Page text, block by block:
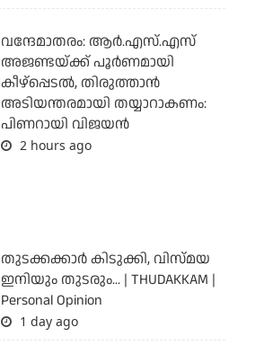
വന്ദേമാതരം: ആര്‍.എസ്.എസ്
അജണ്ടയ്ക്ക് പൂര്‍ണമായി
കീഴ്‌പ്പെടല്‍, തിരുത്താന്‍
അടിയന്തരമായി തയ്യാറാകണം:
പിണറായി വിജയന്‍
2 hours ago
തുടക്കക്കാര്‍ കിടുക്കി, വിസ്മയ
ഇനിയും തുടരും... | THUDAKKAM |
Personal Opinion
1 day ago